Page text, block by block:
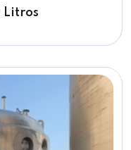
Litros